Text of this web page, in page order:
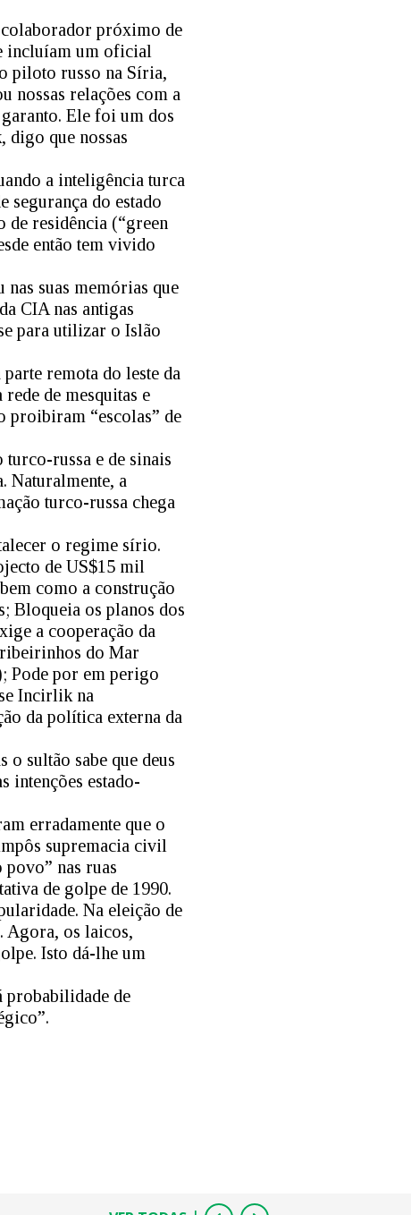
próximo de
incluíam um oficial
piloto russo na Síria,
nossas relações com a
Ele foi um dos
digo que nossas
a inteligência turca
segurança do estado
de residência (“green
então tem vivido
suas memórias que
CIA nas antigas
para utilizar o Islão
remota do leste da
de mesquitas e
proibiram “escolas” de
russa e de sinais
Naturalmente, a
turco-russa chega
o regime sírio.
de US$15 mil
como a construção
Bloqueia os planos dos
a cooperação da
ribeirinhos do Mar
Pode por em perigo
Incirlik na
da política externa da
sultão sabe que deus
intenções estado-
erradamente que o
supremacia civil
nas ruas
de golpe de 1990.
Na eleição de
Agora, os laicos,
Isto dá-lhe um
probabilidade de